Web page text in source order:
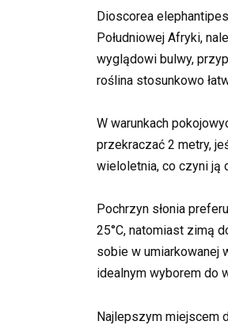
Dioscorea
Południowej Afryki,
wyglądowi bulwy,
roślina stosunkowo
W warunkach
przekraczać 2 metry,
wieloletnia, co czyni ją
Pochrzyn słonia
25°C, natomiast zimą
sobie w umiarkowanej
idealnym wyborem do
Najlepszym miejscem